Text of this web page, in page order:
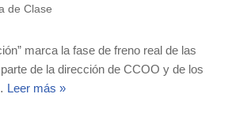
de Clase
marca la fase de freno real de las
de la dirección de CCOO y de los
Leer más »